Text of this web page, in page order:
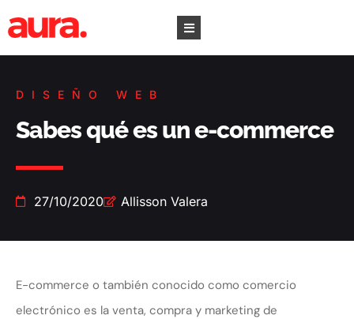
DISEÑO WEB
Sabes qué es un e-commerce
27/10/2020 Allisson Valera
E-commerce o también conocido como comercio
electrónico es la venta, compra y marketing de